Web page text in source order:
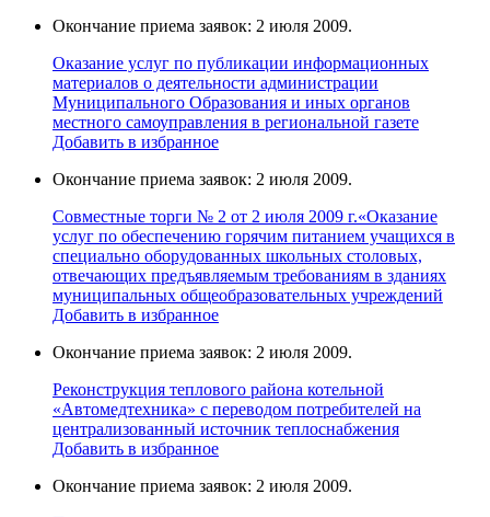
Окончание приема заявок: 2 июля 2009.
Оказание услуг по публикации информационных
материалов о деятельности администрации
Муниципального Образования и иных органов
местного самоуправления в региональной газете
Добавить в избранное
Окончание приема заявок: 2 июля 2009.
Совместные торги № 2 от 2 июля 2009 г.«Оказание
услуг по обеспечению горячим питанием учащихся в
специально оборудованных школьных столовых,
отвечающих предъявляемым требованиям в зданиях
муниципальных общеобразовательных учреждений
Добавить в избранное
Окончание приема заявок: 2 июля 2009.
Реконструкция теплового района котельной
«Автомедтехника» с переводом потребителей на
централизованный источник теплоснабжения
Добавить в избранное
Окончание приема заявок: 2 июля 2009.